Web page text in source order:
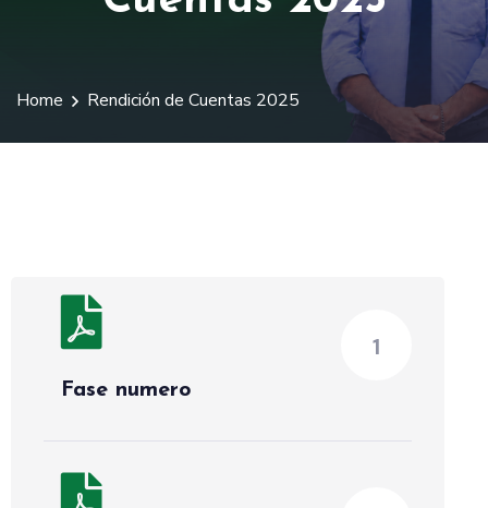
Home Rendición de Cuentas 2025
1
Fase numero